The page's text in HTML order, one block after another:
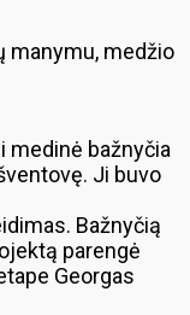
manymu, medžio
medinė bažnyčia
Ji buvo
Bažnyčią
parengė
Georgas